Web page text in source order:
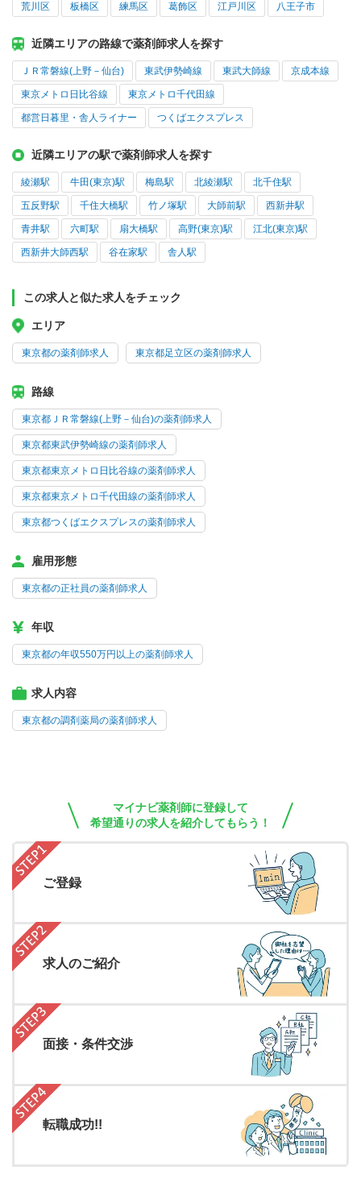
荒川区 板橋区 練馬区 葛飾区 江戸川区 八王子市
近隣エリアの路線で薬剤師求人を探す
ＪＲ常磐線(上野－仙台) 東武伊勢崎線 東武大師線 京成本線
東京メトロ日比谷線 東京メトロ千代田線
都営日暮里・舎人ライナー つくばエクスプレス
近隣エリアの駅で薬剤師求人を探す
綾瀬駅 牛田(東京)駅 梅島駅 北綾瀬駅 北千住駅
五反野駅 千住大橋駅 竹ノ塚駅 大師前駅 西新井駅
青井駅 六町駅 扇大橋駅 高野(東京)駅 江北(東京)駅
西新井大師西駅 谷在家駅 舎人駅
この求人と似た求人をチェック
エリア
東京都の薬剤師求人 東京都足立区の薬剤師求人
路線
東京都ＪＲ常磐線(上野－仙台)の薬剤師求人
東京都東武伊勢崎線の薬剤師求人
東京都東京メトロ日比谷線の薬剤師求人
東京都東京メトロ千代田線の薬剤師求人
東京都つくばエクスプレスの薬剤師求人
雇用形態
東京都の正社員の薬剤師求人
年収
東京都の年収550万円以上の薬剤師求人
求人内容
東京都の調剤薬局の薬剤師求人
マイナビ薬剤師に登録して
希望通りの求人を紹介してもらう！
ご登録
求人のご紹介
面接・条件交渉
転職成功!!